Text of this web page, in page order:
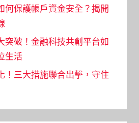
何保護帳戶資金安全？揭開
突破！金融科技共創平台如
生活
！三大措施聯合出擊，守住